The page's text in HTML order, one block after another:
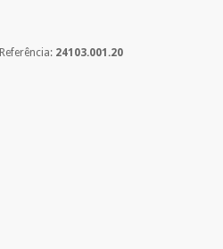
Referência: 24103.001.20